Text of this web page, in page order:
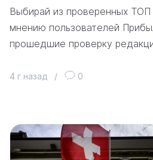
Выбирай из проверенных ТОП
мнению пользователей
прошедшие проверку
4 г назад / 0